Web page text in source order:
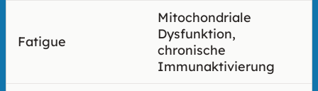
Fatigue
Mitochondriale
Dysfunktion,
chronische
Immunaktivierung